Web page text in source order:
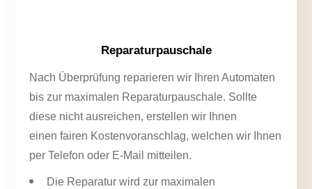
Reparaturpauschale
Nach Überprüfung reparieren wir Ihren Automaten
bis zur maximalen Reparaturpauschale. Sollte
diese nicht ausreichen, erstellen wir Ihnen
einen fairen Kostenvoranschlag, welchen wir Ihnen
per Telefon oder E-Mail mitteilen.
Die Reparatur wird zur maximalen